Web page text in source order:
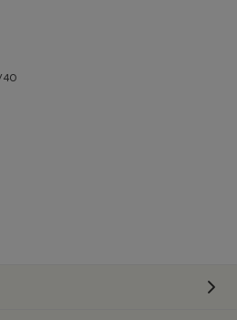
:
Knit(Renew Knit)
Odeurs(Anti-Odour)